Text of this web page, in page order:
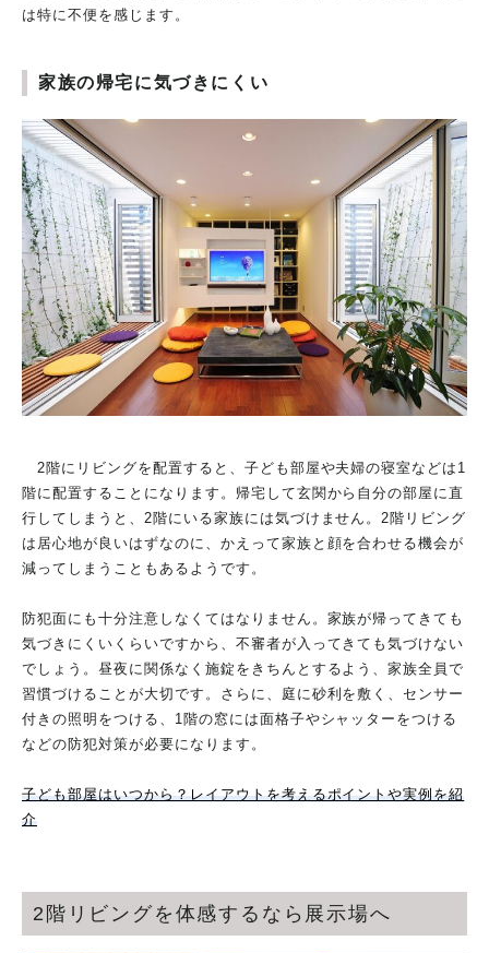
は特に不便を感じます。
家族の帰宅に気づきにくい
2階にリビングを配置すると、子ども部屋や夫婦の寝室などは1
階に配置することになります。帰宅して玄関から自分の部屋に直
行してしまうと、2階にいる家族には気づけません。2階リビング
は居心地が良いはずなのに、かえって家族と顔を合わせる機会が
減ってしまうこともあるようです。
防犯面にも十分注意しなくてはなりません。家族が帰ってきても
気づきにくいくらいですから、不審者が入ってきても気づけない
でしょう。昼夜に関係なく施錠をきちんとするよう、家族全員で
習慣づけることが大切です。さらに、庭に砂利を敷く、センサー
付きの照明をつける、1階の窓には面格子やシャッターをつける
などの防犯対策が必要になります。
子ども部屋はいつから？レイアウトを考えるポイントや実例を紹
介
2階リビングを体感するなら展示場へ